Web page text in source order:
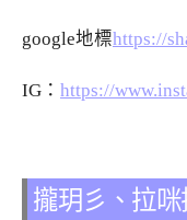
google地標https://
IG： https://
攏玥彡、拉